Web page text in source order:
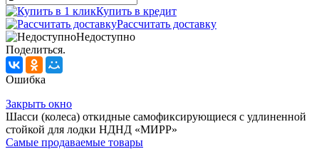
Купить в кредит
Рассчитать доставку
Недоступно
Поделиться.
Ошибка
Закрыть окно
Шасси (колеса) откидные самофиксирующиеся с удлиненной
стойкой для лодки НДНД «МИРР»
Самые продаваемые товары